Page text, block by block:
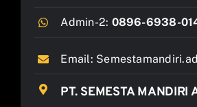
Admin-2: 0896-6938-
Email:
PT. SEMESTA MANDIRI